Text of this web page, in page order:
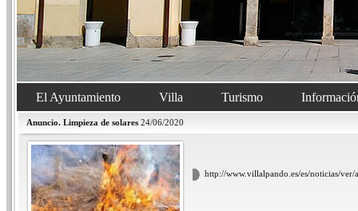
El Ayuntamiento Villa Turismo
Anuncio. Limpieza de solares 24/06/2020
http://www.villalpando.es/es/noticias/